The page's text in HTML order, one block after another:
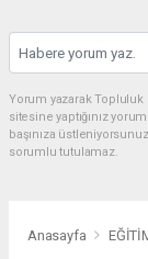
Yorum yazarak Topluluk
sitesine yaptığınız
başınıza
sorumlu tutulamaz.
Anasayfa